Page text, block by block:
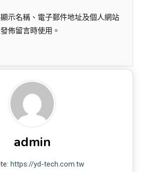
示名稱、電子郵件地址及個人網站
佈留言時使用。
admin
https://yd-tech.com.tw